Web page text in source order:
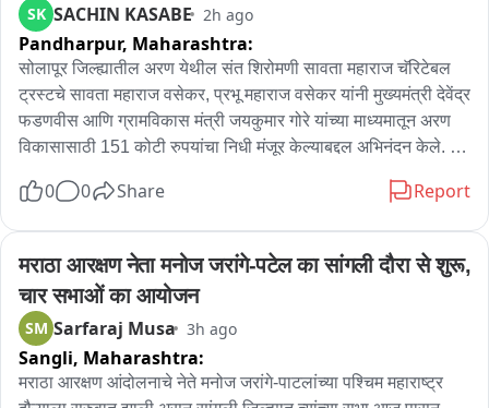
समितीचा अहवाल घेतला जाणार आहे
SK SACHIN KASABE 2h ago
Pandharpur, Maharashtra:
सोलापूर जिल्ह्यातील अरण येथील संत शिरोमणी सावता महाराज चॅरिटेबल
ट्रस्टचे सावता महाराज वसेकर, प्रभू महाराज वसेकर यांनी मुख्यमंत्री देवेंद्र
फडणवीस आणि ग्रामविकास मंत्री जयकुमार गोरे यांच्या माध्यमातून अरण
विकासासाठी 151 कोटी रुपयांचा निधी मंजूर केल्याबद्दल अभिनंदन केले.
निमंत्रण मुख्यमंत्र्यांना देण्यात आले.
0 0 Share Report
मराठा आरक्षण नेता मनोज जरांगे-पटेल का सांगली दौरा से शुरू,
चार सभाओं का आयोजन
SM Sarfaraj Musa 3h ago
Sangli, Maharashtra:
मराठा आरक्षण आंदोलनाचे नेते मनोज जरांगे-पाटलांच्या पश्चिम महाराष्ट्र